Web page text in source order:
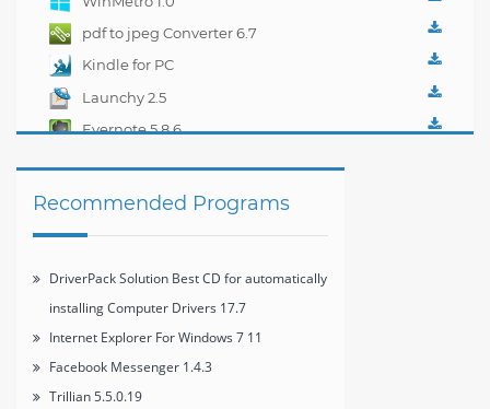
pdf to jpeg Converter 6.7
Kindle for PC
1.10.5.40382
Launchy 2.5
Evernote 5.8.6
Recommended Programs
DriverPack Solution Best CD for automatically
installing Computer Drivers 17.7
Internet Explorer For Windows 7 11
Facebook Messenger 1.4.3
Trillian 5.5.0.19